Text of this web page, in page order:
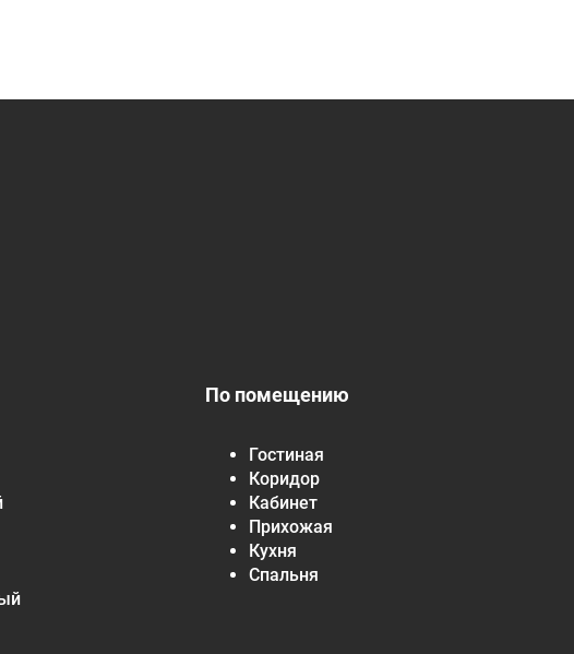
По помещению
Гостиная
Коридор
Кабинет
Прихожая
Кухня
Спальня